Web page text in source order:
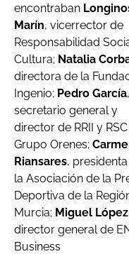
encontraban
Marín, vicerrector de
Responsabilidad
Cultura; Natalia
directora de la
Ingenio; Pedro García,
secretario general y
director de RRII y
Grupo Orenes;
Riansares,
la Asociación de la
Deportiva de la
Murcia; Miguel López
director general de
Business